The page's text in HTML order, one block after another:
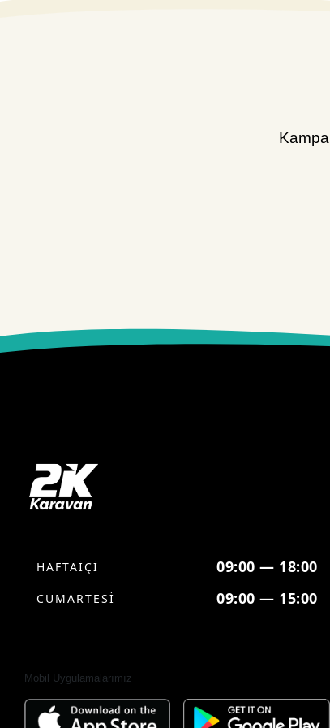
HAFTAİÇİ 09:00 — 18:00
CUMARTESİ 09:00 — 15:00
Mobil Uygulamalarımız